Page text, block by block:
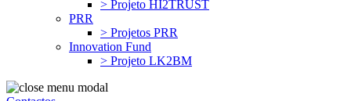
> Projeto HI2TRUST
PRR
> Projetos PRR
Innovation Fund
> Projeto LK2BM